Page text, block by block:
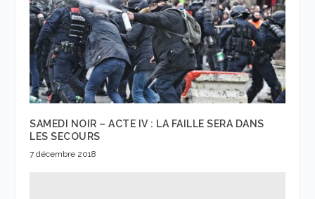
SAMEDI NOIR – ACTE IV : LA FAILLE SERA DANS
LES SECOURS
7 décembre 2018